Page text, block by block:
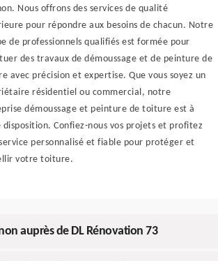
Nous offrons des services de qualité
pour répondre aux besoins de chacun. Notre
de professionnels qualifiés est formée pour
des travaux de démoussage et de peinture de
avec précision et expertise. Que vous soyez un
résidentiel ou commercial, notre
démoussage et peinture de toiture est à
disposition. Confiez-nous vos projets et profitez
personnalisé et fiable pour protéger et
votre toiture.
auprès de DL Rénovation 73